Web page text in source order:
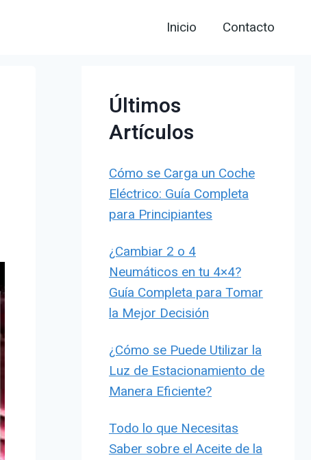
Inicio Contacto
Últimos
Artículos
Cómo se Carga un Coche
Eléctrico: Guía Completa
para Principiantes
¿Cambiar 2 o 4
Neumáticos en tu 4×4?
Guía Completa para Tomar
la Mejor Decisión
¿Cómo se Puede Utilizar la
Luz de Estacionamiento de
Manera Eficiente?
Todo lo que Necesitas
Saber sobre el Aceite de la